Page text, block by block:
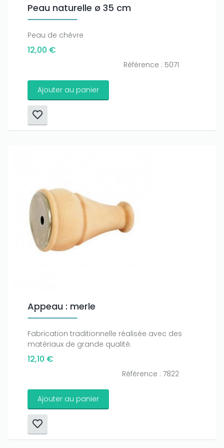
Peau naturelle ø 35 cm
Peau de chèvre
12,00 €
Référence : 5071
Ajouter au panier
Appeau : merle
Fabrication traditionnelle réalisée avec des
matériaux de grande qualité.
12,10 €
Référence : 7822
Ajouter au panier